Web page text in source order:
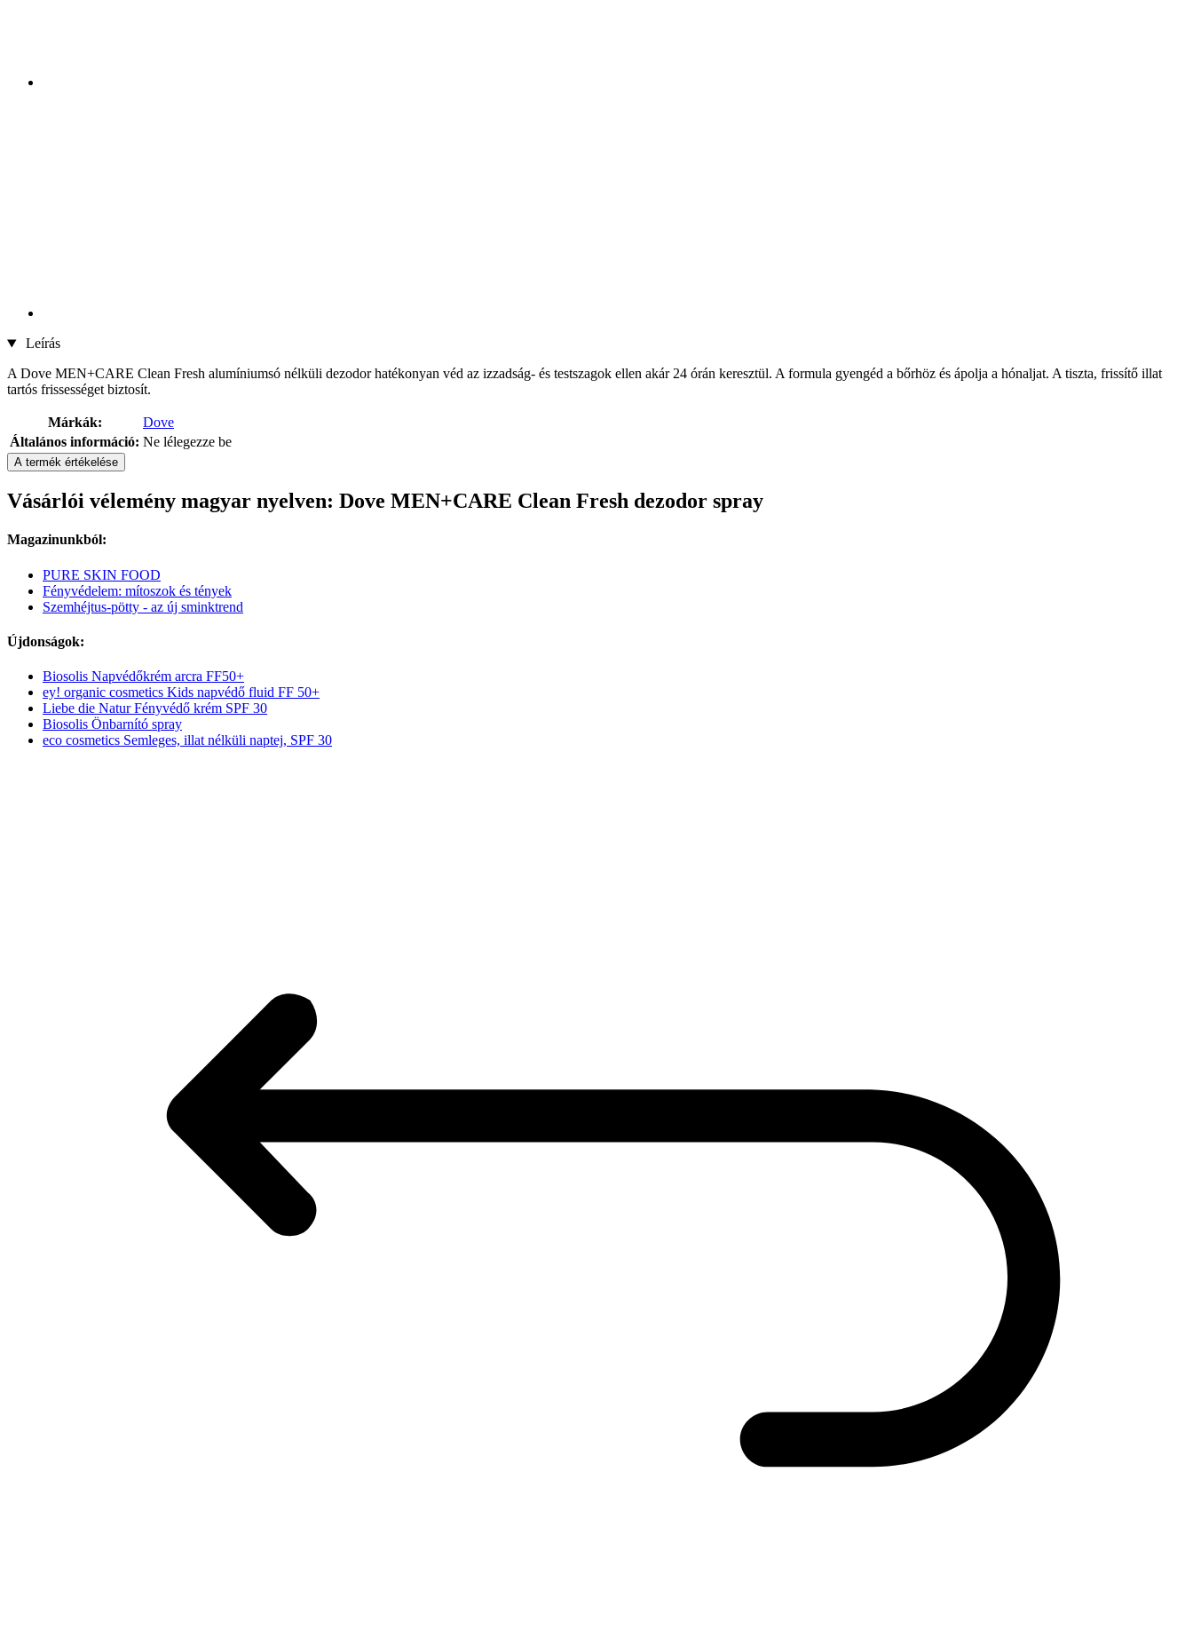
Leírás
A Dove MEN+CARE Clean Fresh alumíniumsó nélküli dezodor hatékonyan véd az izzadság- és testszagok ellen akár 24 órán keresztül. A formula gyengéd a bőrhöz és ápolja a hónaljat. A tiszta, frissítő illat
tartós frissességet biztosít.
Márkák:
Dove
Általános információ: Ne lélegezze be
A termék értékelése
Vásárlói vélemény magyar nyelven: Dove MEN+CARE Clean Fresh dezodor spray
Magazinunkból:
PURE SKIN FOOD
Fényvédelem: mítoszok és tények
Szemhéjtus-pötty - az új sminktrend
Újdonságok:
Biosolis Napvédőkrém arcra FF50+
ey! organic cosmetics Kids napvédő fluid FF 50+
Liebe die Natur Fényvédő krém SPF 30
Biosolis Önbarnító spray
eco cosmetics Semleges, illat nélküli naptej, SPF 30